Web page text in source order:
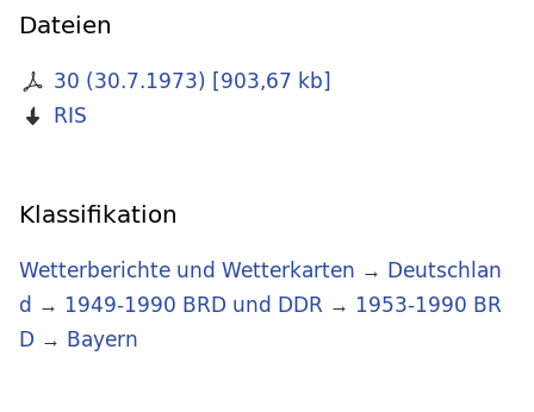
Dateien
30 (30.7.1973) [903,67 kb]
RIS
Klassifikation
Wetterberichte und Wetterkarten → Deutschlan
d → 1949-1990 BRD und DDR → 1953-1990 BR
D → Bayern